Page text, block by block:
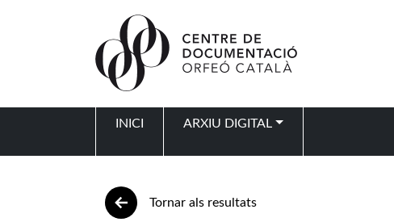
INICI ARXIU DIGITAL
Tornar als resultats